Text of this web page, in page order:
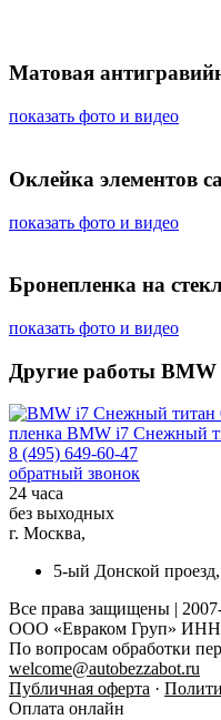
Матовая
показать фото и видео
Оклейка элементов
показать фото и видео
Бронепленка на
показать фото и видео
Другие работы BMW
пленка BMW i7 Снежный
8 (495) 649-60-47
обратный звонок
24 часа
без выходных
г. Москва,
5-ый Донской
Все права защищены |
ООО «Евраком Груп» ИНН
По вопросам обработки
welcome@autobezzabot.ru
Публичная оферта ·
Оплата онлайн